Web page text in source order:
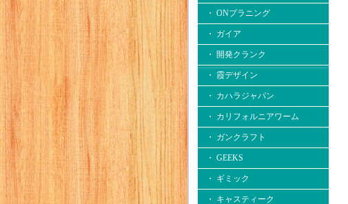
・ ONプラニング
・ ガイア
・ 開発クランク
・ 霞デザイン
・ カハラジャパン
・ カリフォルニアワーム
・ ガンクラフト
・ GEEKS
・ ギミック
・ キャスティーク